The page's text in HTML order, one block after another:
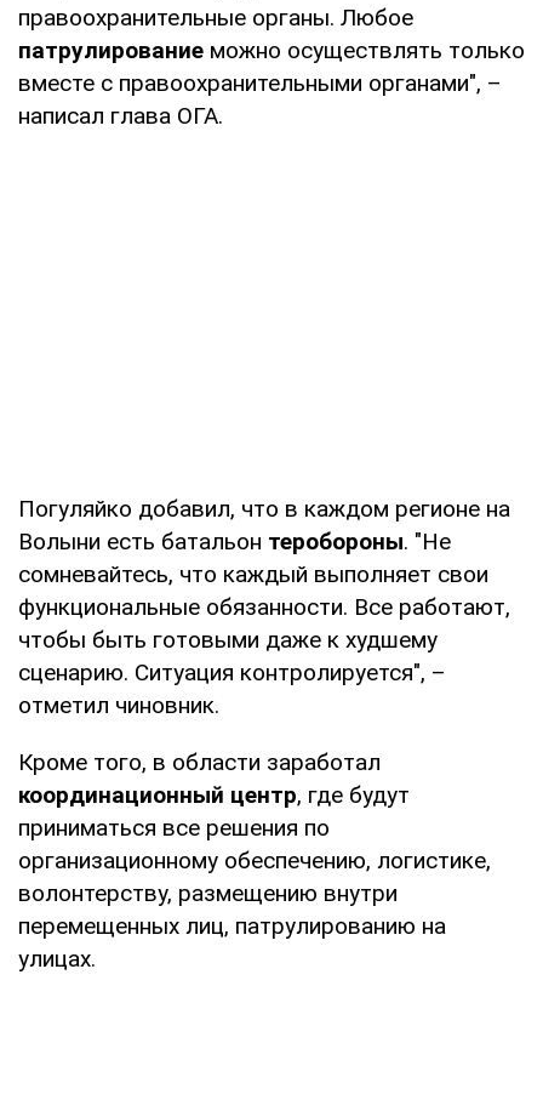
правоохранительные органы. Любое
патрулирование можно осуществлять только
вместе с правоохранительными органами", –
написал глава ОГА.
Погуляйко добавил, что в каждом регионе на
Волыни есть батальон теробороны. "Не
сомневайтесь, что каждый выполняет свои
функциональные обязанности. Все работают,
чтобы быть готовыми даже к худшему
сценарию. Ситуация контролируется", –
отметил чиновник.
Кроме того, в области заработал
координационный центр, где будут
приниматься все решения по
организационному обеспечению, логистике,
волонтерству, размещению внутри
перемещенных лиц, патрулированию на
улицах.